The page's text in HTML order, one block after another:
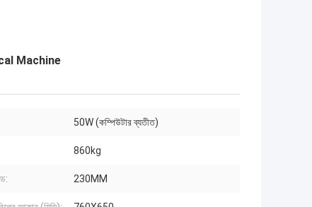
Machine
50W (কম্পিউটার ব্যতীত)
860kg
230MM